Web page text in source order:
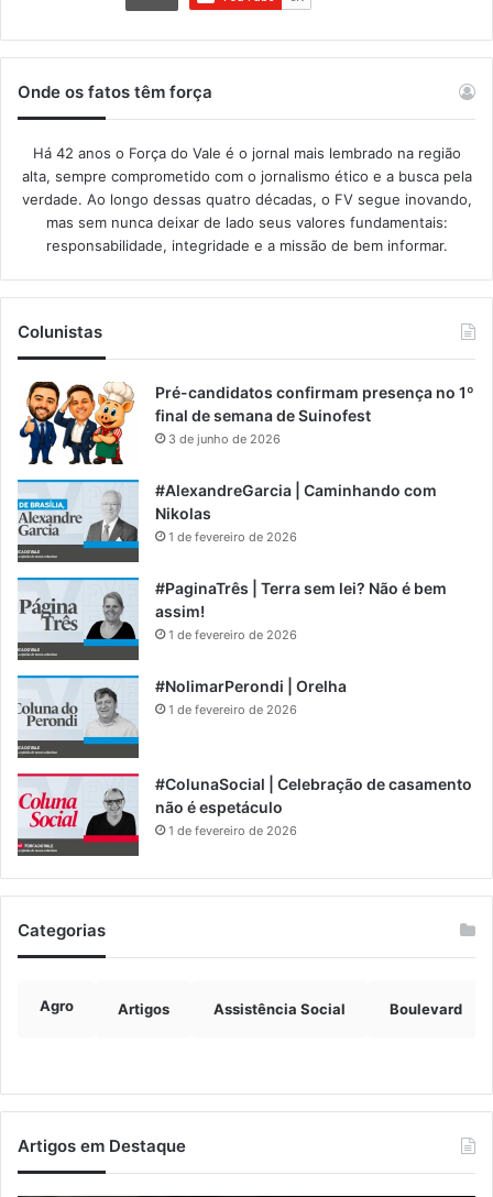
Onde os fatos têm força
Há 42 anos o Força do Vale é o jornal mais lembrado na região
alta, sempre comprometido com o jornalismo ético e a busca pela
verdade. Ao longo dessas quatro décadas, o FV segue inovando,
mas sem nunca deixar de lado seus valores fundamentais:
responsabilidade, integridade e a missão de bem informar.​
Colunistas
Pré-candidatos confirmam presença no 1º
final de semana de Suinofest
3 de junho de 2026
#AlexandreGarcia | Caminhando com
Nikolas
1 de fevereiro de 2026
#PaginaTrês | Terra sem lei? Não é bem
assim!
1 de fevereiro de 2026
#NolimarPerondi | Orelha
1 de fevereiro de 2026
#ColunaSocial | Celebração de casamento
não é espetáculo
1 de fevereiro de 2026
Categorias
Agro Artigos Assistência Social Boulevard
Artigos em Destaque